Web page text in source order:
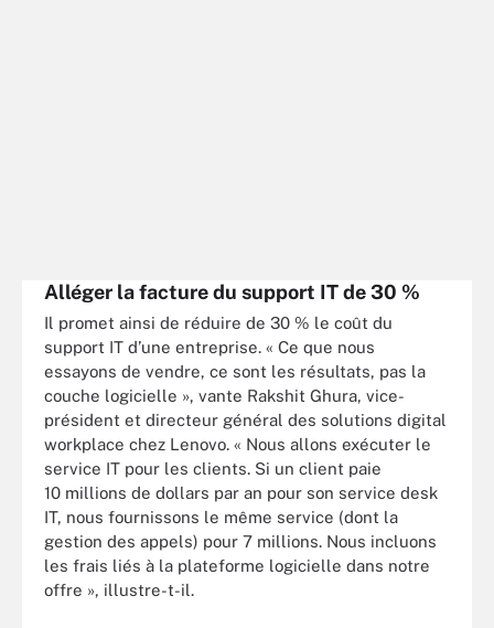
Alléger la facture du support IT de 30 %
Il promet ainsi de réduire de 30 % le coût du
support IT d’une entreprise. « Ce que nous
essayons de vendre, ce sont les résultats, pas la
couche logicielle », vante Rakshit Ghura, vice-
président et directeur général des solutions digital
workplace chez Lenovo. « Nous allons exécuter le
service IT pour les clients. Si un client paie
10 millions de dollars par an pour son service desk
IT, nous fournissons le même service (dont la
gestion des appels) pour 7 millions. Nous incluons
les frais liés à la plateforme logicielle dans notre
offre », illustre-t-il.